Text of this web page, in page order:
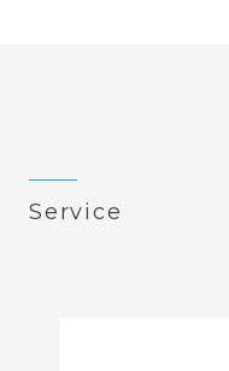
Service